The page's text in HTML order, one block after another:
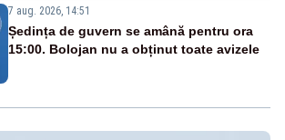
7 aug. 2026, 14:51
Ședința de guvern se amână pentru ora
15:00. Bolojan nu a obținut toate avizele